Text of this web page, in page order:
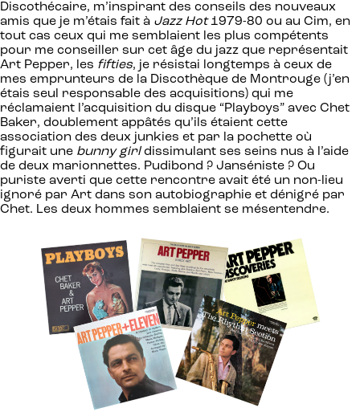
Discothécaire, m’inspirant des conseils des nouveaux
amis que je m’étais fait à Jazz Hot1979-80 ou au Cim, en
tout cas ceux qui me semblaient les plus compétents
pour me conseiller sur cet âge du jazz que représentait
Art Pepper, les fifties, je résistai longtemps à ceux de
mes emprunteurs de la Discothèque de Montrouge (j’en
étais seul responsable des acquisitions) qui me
réclamaient l’acquisition du disque “Playboys” avec Chet
Baker, doublement appâtés qu’ils étaient cette
association des deux junkies et par la pochette où
figurait une bunny girldissimulant ses seins nus à l’aide
de deux marionnettes. Pudibond ? Janséniste ? Ou
puriste averti que cette rencontre avait été un non-lieu
ignoré par Art dans son autobiographie et dénigré par
Chet. Les deux hommes semblaient se mésentendre.